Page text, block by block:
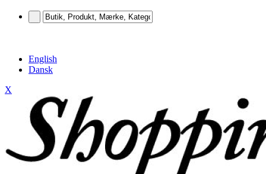
English
Dansk
X